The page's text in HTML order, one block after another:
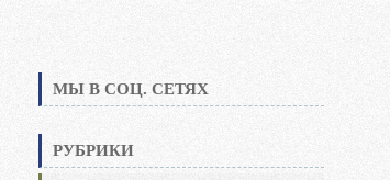
МЫ В СОЦ. СЕТЯХ
РУБРИКИ